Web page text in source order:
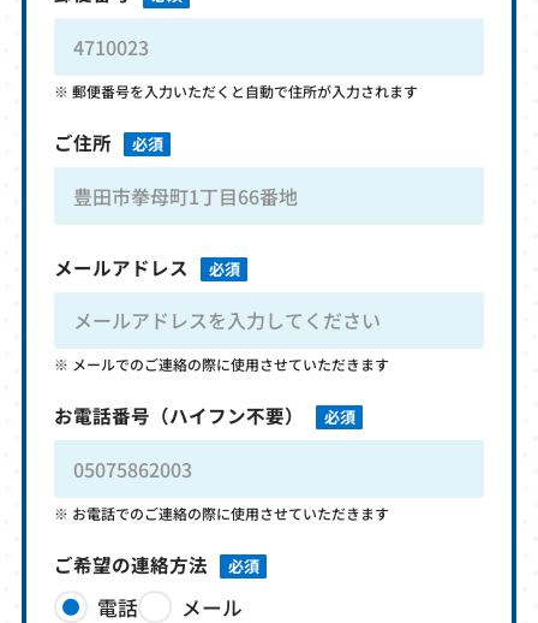
郵便番号を入力いただくと自動で住所が入力されます
ご住所 必須
メールアドレス 必須
メールでのご連絡の際に使用させていただきます
お電話番号 （ハイフン不要） 必須
お電話でのご連絡の際に使用させていただきます
ご希望の連絡方法 必須
電話 メール